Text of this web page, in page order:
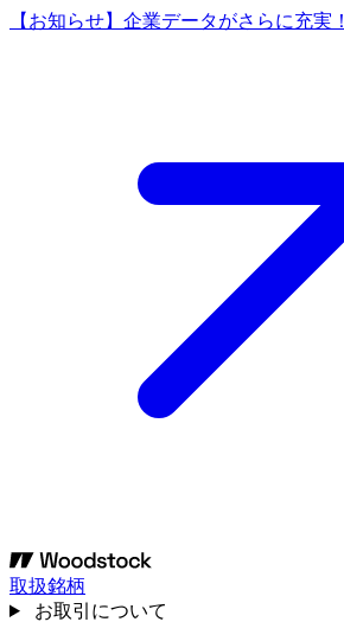
【お知らせ】企業データがさらに充実！
取扱銘柄
お取引について